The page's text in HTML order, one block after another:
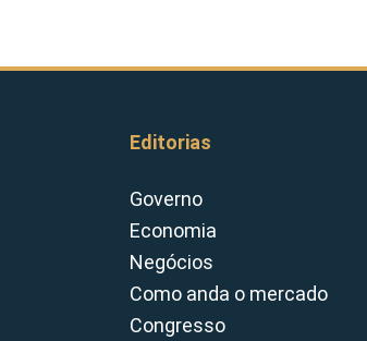
Editorias
Governo
Economia
Negócios
Como anda o mercado
Congresso